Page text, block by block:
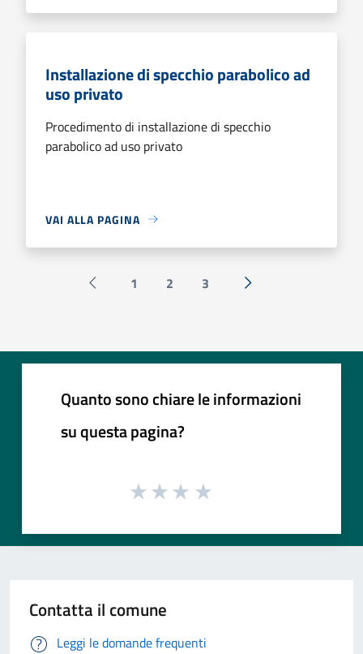
Installazione di specchio parabolico ad
uso privato
Procedimento di installazione di specchio
parabolico ad uso privato
VAI ALLA PAGINA
Pagina precedente
1 2 3 Successiva »
Quanto sono chiare le informazioni
su questa pagina?
Contatta il comune
Leggi le domande frequenti